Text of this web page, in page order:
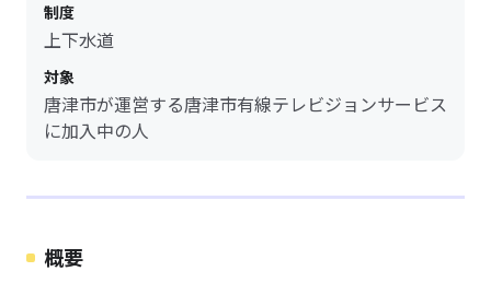
制度
上下水道
対象
唐津市が運営する唐津市有線テレビジョンサービス
に加入中の人
概要